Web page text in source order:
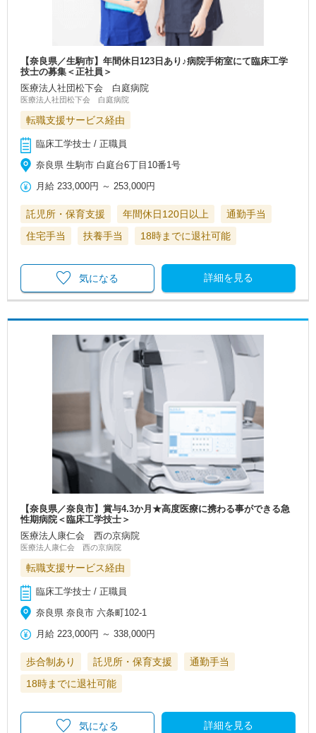
【奈良県／生駒市】年間休日123日あり♪病院手術室にて臨床工学
技士の募集＜正社員＞
医療法人社団松下会 白庭病院
医療法人社団松下会 白庭病院
転職支援サービス経由
臨床工学技士 / 正職員
奈良県 生駒市 白庭台6丁目10番1号
月給 233,000円 ～253,000円
託児所・保育支援 年間休日120日以上
通勤手当
住宅手当
扶養手当 18時までに退社可能
詳細を見る
気になる
【奈良県／奈良市】賞与4.3か月★高度医療に携わる事ができる急
性期病院＜臨床工学技士＞
医療法人康仁会 西の京病院
医療法人康仁会 西の京病院
転職支援サービス経由
臨床工学技士 / 正職員
奈良県 奈良市 六条町102-1
月給 223,000円 ～338,000円
歩合制あり 託児所・保育支援
通勤手当
18時までに退社可能
詳細を見る
気になる